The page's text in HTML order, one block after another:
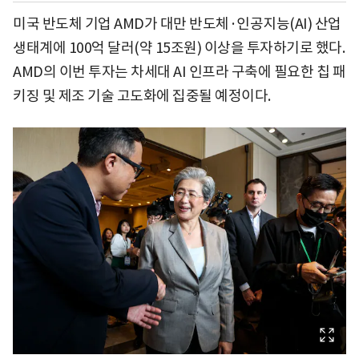
미국 반도체 기업 AMD가 대만 반도체·인공지능(AI) 산업
생태계에 100억 달러(약 15조원) 이상을 투자하기로 했다.
AMD의 이번 투자는 차세대 AI 인프라 구축에 필요한 칩 패
키징 및 제조 기술 고도화에 집중될 예정이다.